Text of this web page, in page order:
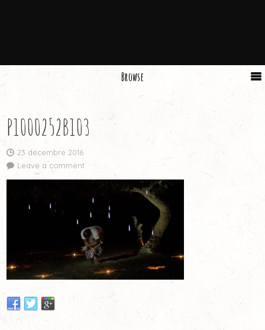
Browse
P1000252B103
23 décembre 2016
Leave a comment